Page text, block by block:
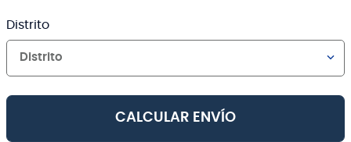
Distrito
Distrito
CALCULAR ENVÍO